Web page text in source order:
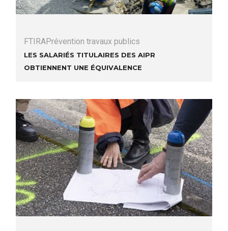
FTIRAPrévention travaux publics
Les salariés titulaires des AIPR
obtiennent une équivalence